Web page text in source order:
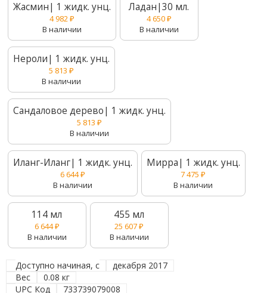
Жасмин| 1 жидк. унц.
4 982₽
В наличии
Ладан|30 мл.
4 650₽
В наличии
Нероли| 1 жидк. унц.
5 813 ₽
В наличии
Сандаловое дерево| 1 жидк. унц.
5 813 ₽
В наличии
Иланг-Иланг| 1 жидк. унц.
6 644₽
В наличии
Мирра| 1 жидк. унц.
7 475₽
В наличии
114 мл
6 644₽
В наличии
455 мл
25 607₽
В наличии
Доступно начиная, с
декабря 2017
Вес
0.08 кг
UPC Код
733739079008